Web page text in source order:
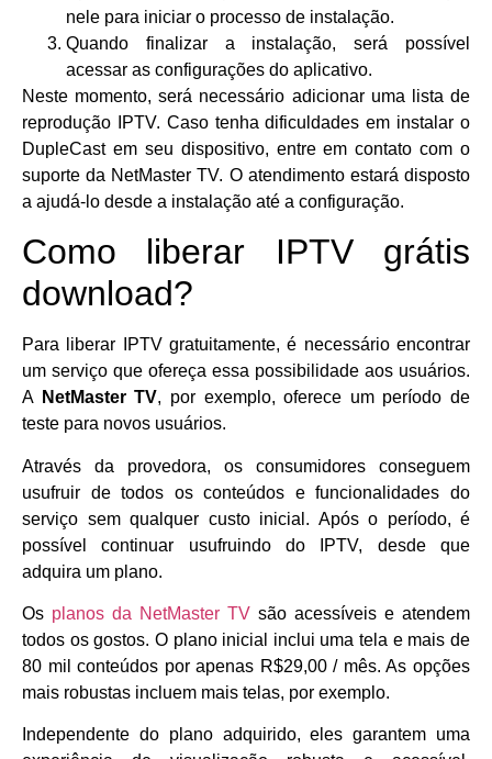
nele para iniciar o processo de instalação.
Quando finalizar a instalação, será possível
acessar as configurações do aplicativo.
Neste momento, será necessário adicionar uma lista de
reprodução IPTV. Caso tenha dificuldades em instalar o
DupleCast em seu dispositivo, entre em contato com o
suporte da NetMaster TV. O atendimento estará disposto
a ajudá-lo desde a instalação até a configuração.
Como liberar IPTV grátis
download?
Para liberar IPTV gratuitamente, é necessário encontrar
um serviço que ofereça essa possibilidade aos usuários.
A NetMaster TV, por exemplo, oferece um período de
teste para novos usuários.
Através da provedora, os consumidores conseguem
usufruir de todos os conteúdos e funcionalidades do
serviço sem qualquer custo inicial. Após o período, é
possível continuar usufruindo do IPTV, desde que
adquira um plano.
Os planos da NetMaster TV são acessíveis e atendem
todos os gostos. O plano inicial inclui uma tela e mais de
80 mil conteúdos por apenas R$29,00 / mês. As opções
mais robustas incluem mais telas, por exemplo.
Independente do plano adquirido, eles garantem uma